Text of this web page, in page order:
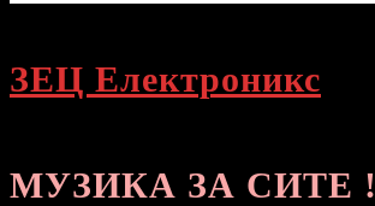
ЗЕЦ Електроникс
МУЗИКА ЗА СИТЕ !